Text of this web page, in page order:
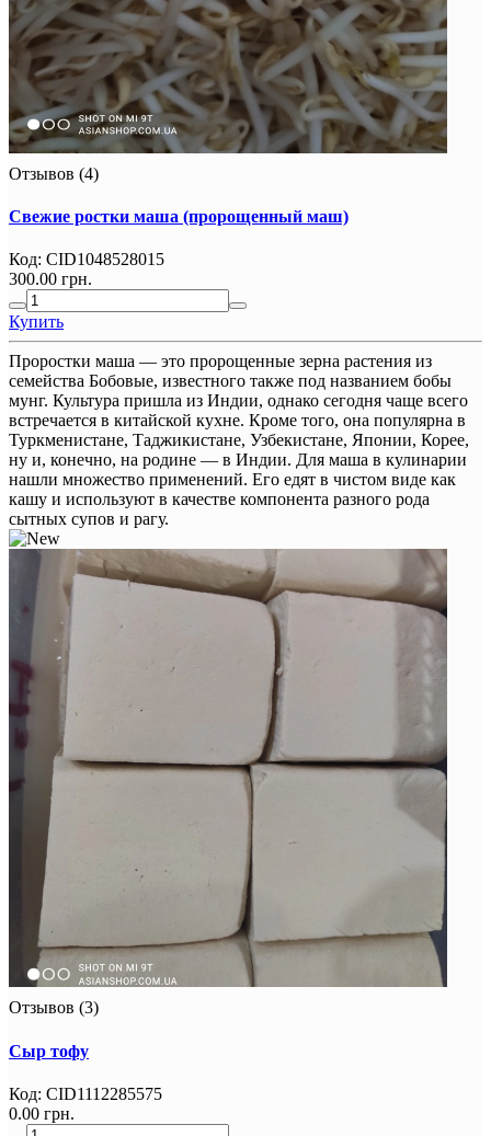
Отзывов (4)
Свежие ростки маша (пророщенный маш)
Код: CID1048528015
300.00 грн.
Купить
Проростки маша — это пророщенные зерна растения из
семейства Бобовые, известного также под названием бобы
мунг. Культура пришла из Индии, однако сегодня чаще всего
встречается в китайской кухне. Кроме того, она популярна в
Туркменистане, Таджикистане, Узбекистане, Японии, Корее,
ну и, конечно, на родине — в Индии. Для маша в кулинарии
нашли множество применений. Его едят в чистом виде как
кашу и используют в качестве компонента разного рода
сытных супов и рагу.
Отзывов (3)
Сыр тофу
Код: CID1112285575
0.00 грн.